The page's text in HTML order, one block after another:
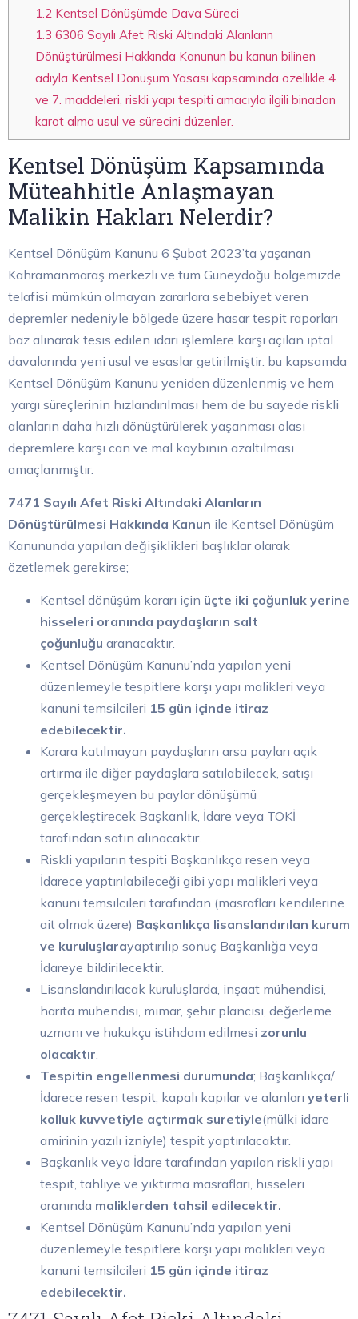
1.2 Kentsel Dönüşümde Dava Süreci
1.3 6306 Sayılı Afet Riski Altındaki Alanların
Dönüştürülmesi Hakkında Kanunun bu kanun bilinen
adıyla Kentsel Dönüşüm Yasası kapsamında özellikle 4.
ve 7. maddeleri, riskli yapı tespiti amacıyla ilgili binadan
karot alma usul ve sürecini düzenler.
Kentsel Dönüşüm Kapsamında
Müteahhitle Anlaşmayan
Malikin Hakları Nelerdir?
Kentsel Dönüşüm Kanunu 6 Şubat 2023’ta yaşanan
Kahramanmaraş merkezli ve tüm Güneydoğu bölgemizde
telafisi mümkün olmayan zararlara sebebiyet veren
depremler nedeniyle bölgede üzere hasar tespit raporları
baz alınarak tesis edilen idari işlemlere karşı açılan iptal
davalarında yeni usul ve esaslar getirilmiştir. bu kapsamda
Kentsel Dönüşüm Kanunu yeniden düzenlenmiş ve hem
yargı süreçlerinin hızlandırılması hem de bu sayede riskli
alanların daha hızlı dönüştürülerek yaşanması olası
depremlere karşı can ve mal kaybının azaltılması
amaçlanmıştır.
7471 Sayılı Afet Riski Altındaki Alanların
Dönüştürülmesi Hakkında Kanun ile Kentsel Dönüşüm
Kanununda yapılan değişiklikleri başlıklar olarak
özetlemek gerekirse;
Kentsel dönüşüm kararı için üçte iki çoğunluk yerine
hisseleri oranında paydaşların salt
çoğunluğu aranacaktır.
Kentsel Dönüşüm Kanunu’nda yapılan yeni
düzenlemeyle tespitlere karşı yapı malikleri veya
kanuni temsilcileri 15 gün içinde itiraz
edebilecektir.
Karara katılmayan paydaşların arsa payları açık
artırma ile diğer paydaşlara satılabilecek, satışı
gerçekleşmeyen bu paylar dönüşümü
gerçekleştirecek Başkanlık, İdare veya TOKİ
tarafından satın alınacaktır.
Riskli yapıların tespiti Başkanlıkça resen veya
İdarece yaptırılabileceği gibi yapı malikleri veya
kanuni temsilcileri tarafından (masrafları kendilerine
ait olmak üzere) Başkanlıkça lisanslandırılan kurum
ve kuruluşlarayaptırılıp sonuç Başkanlığa veya
İdareye bildirilecektir.
Lisanslandırılacak kuruluşlarda, inşaat mühendisi,
harita mühendisi, mimar, şehir plancısı, değerleme
uzmanı ve hukukçu istihdam edilmesi zorunlu
olacaktır.
Tespitin engellenmesi durumunda; Başkanlıkça/
İdarece resen tespit, kapalı kapılar ve alanları yeterli
kolluk kuvvetiyle açtırmak suretiyle(mülki idare
amirinin yazılı izniyle) tespit yaptırılacaktır.
Başkanlık veya İdare tarafından yapılan riskli yapı
tespit, tahliye ve yıktırma masrafları, hisseleri
oranında maliklerden tahsil edilecektir.
Kentsel Dönüşüm Kanunu’nda yapılan yeni
düzenlemeyle tespitlere karşı yapı malikleri veya
kanuni temsilcileri 15 gün içinde itiraz
edebilecektir.